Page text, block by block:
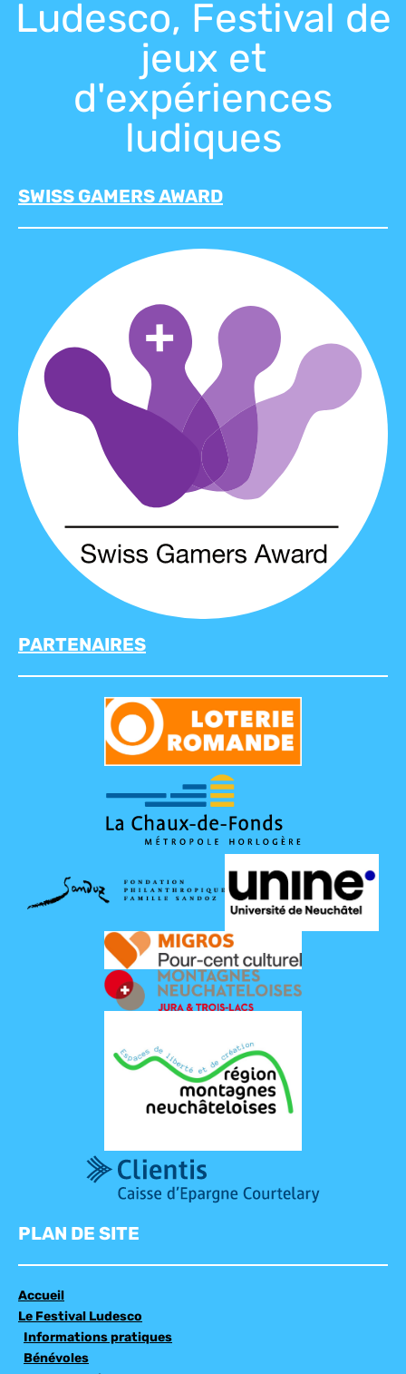
Ludesco, Festival de
jeux et
d'expériences
ludiques
SWISS GAMERS AWARD
PARTENAIRES
PLAN DE SITE
Accueil
Le Festival Ludesco
Informations pratiques
Bénévoles